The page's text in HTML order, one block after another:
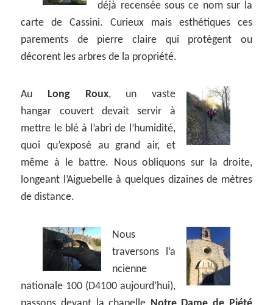
déjà recensée sous ce nom sur la
carte de Cassini. Curieux mais esthétiques ces
parements de pierre claire qui protègent ou
décorent les arbres de la propriété.
Au Long Roux, un vaste
hangar couvert devait servir à
mettre le blé à l’abri de l’humidité,
quoi qu’exposé au grand air, et
même à le battre. Nous obliquons sur la droite,
longeant l’Aiguebelle à quelques dizaines de mètres
de distance.
Nous
traversons l’a
ncienne
nationale 100 (D4100 aujourd’hui),